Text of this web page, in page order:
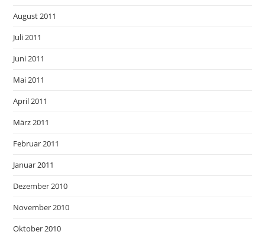
August 2011
Juli 2011
Juni 2011
Mai 2011
April 2011
März 2011
Februar 2011
Januar 2011
Dezember 2010
November 2010
Oktober 2010